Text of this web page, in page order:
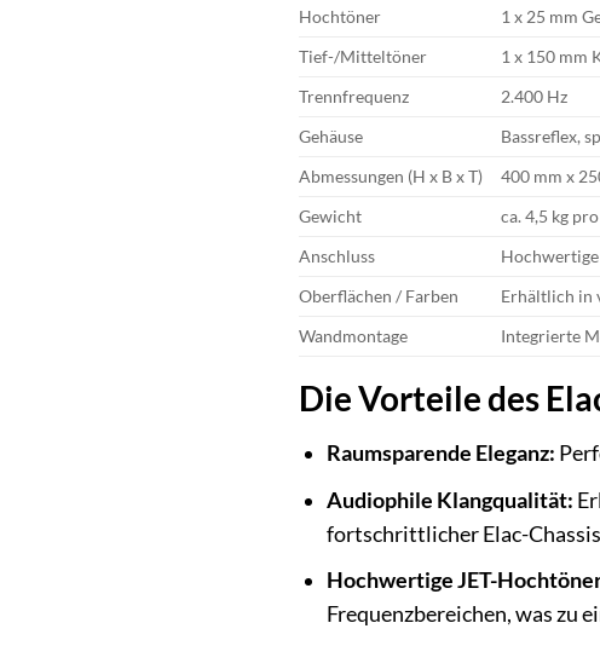
Hochtöner
1 x 25 mm
Tief-/Mitteltöner
1 x 150 mm
Trennfrequenz
2.400 Hz
Gehäuse
Bassreflex,
Abmessungen (H x B x T)
400 mm x
Gewicht
ca. 4,5 kg
Anschluss
Oberflächen / Farben
Erhältlich in
Wandmontage
Integrierte
Die Vorteile des
Raumsparende Eleganz:
Audiophile Klangqualität:
fortschrittlicher Elac-
Hochwertige JET-
Frequenzbereichen, was zu